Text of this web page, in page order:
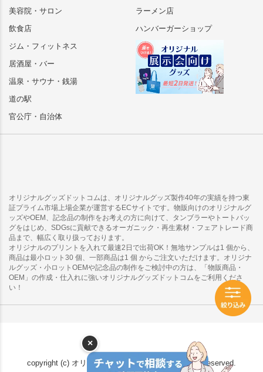
美容院・サロン
飲食店
ジム・フィットネス
居酒屋・バー
温泉・サウナ・銭湯
道の駅
官公庁・自治体
ラーメン店
ハンバーガーショップ
オリジナルグッズドットコムは、オリジナルグッズ製作40年の実績を持つ東
証プライム市場上場企業が運営するECサイトです。物販向けのオリジナルグ
ッズやOEM、記念品の制作をお考えの方に向けて、タンブラーやトートバッ
グをはじめ、SDGsに貢献できるオーガニック・再生素材・フェアトレード商
品まで、幅広く取り扱っております。
オリジナルのプリントを入れて最速2日で出荷OK！無地サンプルは1 個から、
商品は最小ロット30 個、一部商品は1 個 からご注文いただけます。オリジナ
ルグッズ・小ロットOEMや記念品の制作をご検討中の方は、「物販商品・
OEM」の作成・仕入れに強いオリジナルグッズドットコムをご利用くださ
い！
copyright (c) オリジナルグッズドットコム all rights reserved.
×